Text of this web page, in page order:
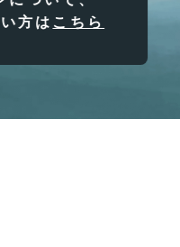
い方はこちら